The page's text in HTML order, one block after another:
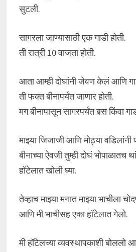
सुटली.
सागरला जाण्यासाठी एक गाडी होती.
ती रात्री 10 वाजता होती.
आता आम्ही दोघांनी जेवण केलं आणि
ती फक्त बीनापर्यंत जाणार होती.
मग बीनापासून सागरपर्यंत बस किंवा
माझ्या जिजाजी आणि मोठ्या
बीनाच्या ऐवजी तुम्ही दोघं भोपाळातच
हॉटेलात खोली घ्या.
तेव्हाच माझ्या मनात माझ्या भाचीला
आणि मी भाचीसह एका हॉटेलात गेलो.
मी हॉटेलच्या व्यवस्थापकाशी बोललो